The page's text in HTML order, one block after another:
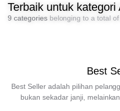
Terbaik untuk kategori
9 categoriesbelonging to a total of
Best
Best Seller adalah pilihan
bukan sekadar janji,